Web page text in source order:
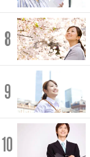
8
9
10